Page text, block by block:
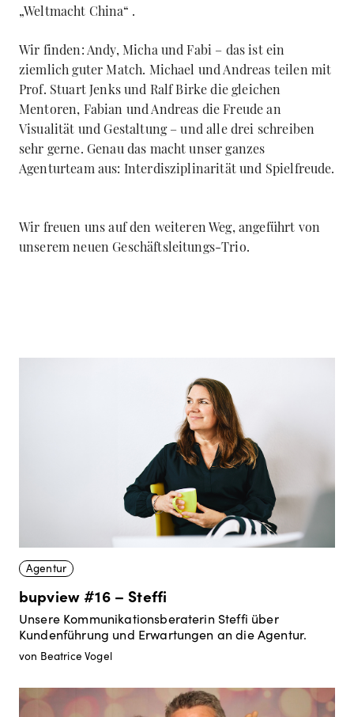
„Weltmacht China“ .
Wir finden: Andy, Micha und Fabi – das ist ein
ziemlich guter Match. Michael und Andreas teilen mit
Prof. Stuart Jenks und Ralf Birke die gleichen
Mentoren, Fabian und Andreas die Freude an
Visualität und Gestaltung – und alle drei schreiben
sehr gerne. Genau das macht unser ganzes
Agenturteam aus: Interdisziplinarität und Spielfreude.
Wir freuen uns auf den weiteren Weg, angeführt von
unserem neuen Geschäftsleitungs-Trio.
Agentur
bupview #16 – Steffi
Unsere Kommunikationsberaterin Steffi über
Kundenführung und Erwartungen an die Agentur.
von Beatrice Vogel